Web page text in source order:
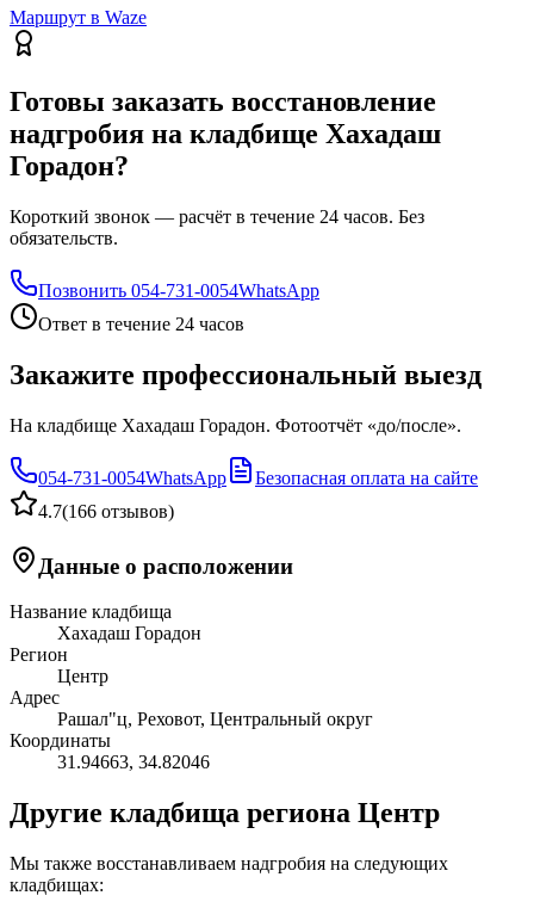
Маршрут в Waze
Готовы заказать восстановление
надгробия на кладбище Хахадаш
Горадон?
Короткий звонок — расчёт в течение 24 часов. Без
обязательств.
Позвонить 054-731-0054WhatsApp
Ответ в течение 24 часов
Закажите профессиональный выезд
На кладбище Хахадаш Горадон. Фотоотчёт «до/после».
054-731-0054WhatsApp
Безопасная оплата на сайте
4.7(166 отзывов)
Данные о расположении
Название кладбища
Хахадаш Горадон
Регион
Центр
Адрес
Рашал"ц, Реховот, Центральный округ
Координаты
31.94663, 34.82046
Другие кладбища региона Центр
Мы также восстанавливаем надгробия на следующих
кладбищах: